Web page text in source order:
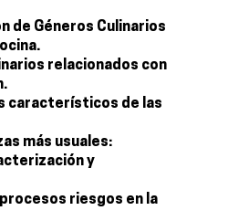
de Géneros Culinarios
relacionados con
característicos de las
más usuales:
y
riesgos en la